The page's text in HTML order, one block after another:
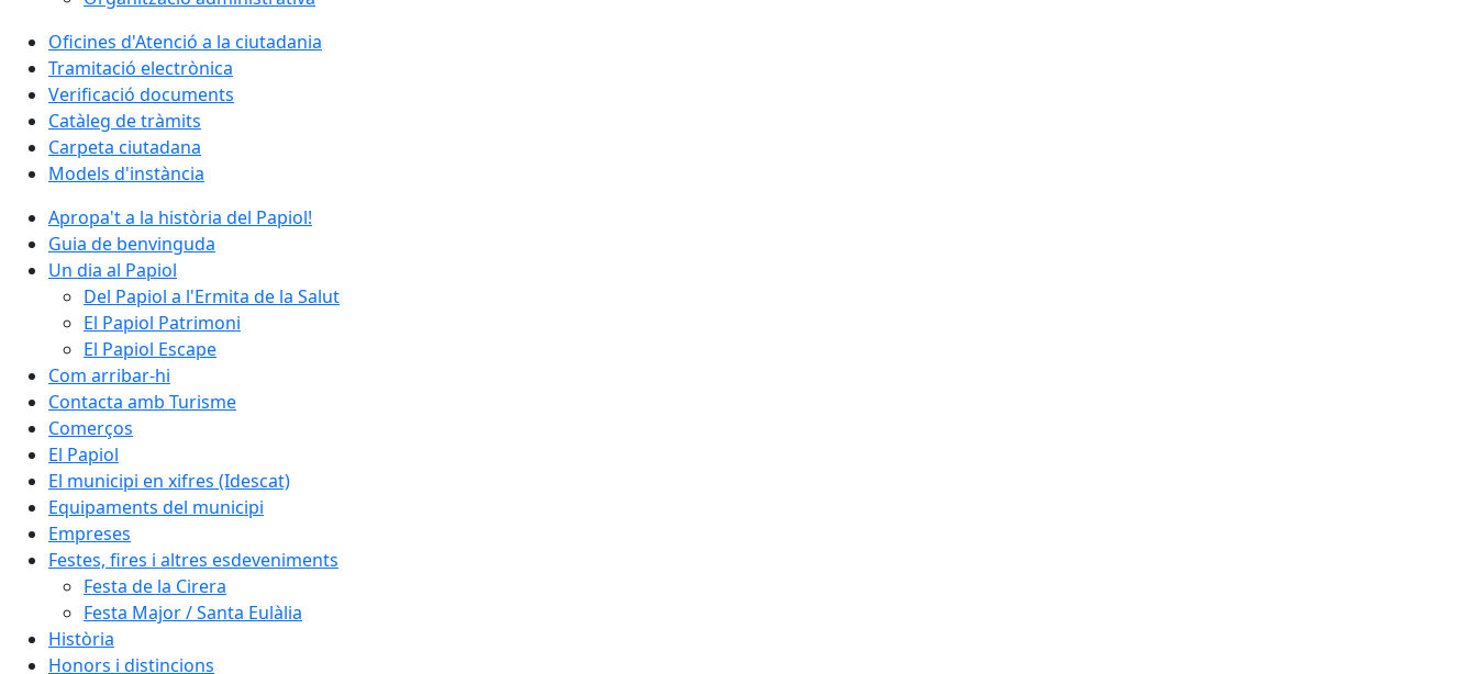
Oficines d'Atenció a la ciutadania
Tramitació electrònica
Verificació documents
Catàleg de tràmits
Carpeta ciutadana
Models d'instància
Apropa't a la història del Papiol!
Guia de benvinguda
Un dia al Papiol
Del Papiol a l'Ermita de la Salut
El Papiol Patrimoni
El Papiol Escape
Com arribar-hi
Contacta amb Turisme
Comerços
El Papiol
El municipi en xifres (Idescat)
Equipaments del municipi
Empreses
Festes, fires i altres esdeveniments
Festa de la Cirera
Festa Major / Santa Eulàlia
Història
Honors i distincions